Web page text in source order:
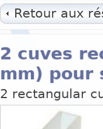
Retour aux
2 cuves
mm) pour
2 rectangular